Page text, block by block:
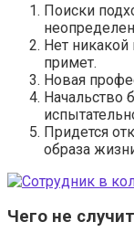
Поиски
Нет никакой
примет.
Новая
Начальство
Придется
образа
Чего не